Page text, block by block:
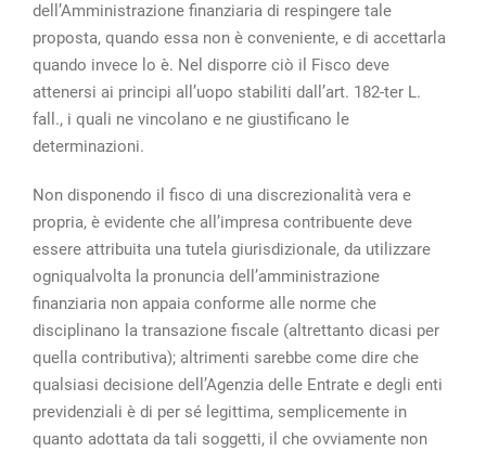
dell’Amministrazione finanziaria di respingere tale
proposta, quando essa non è conveniente, e di accettarla
quando invece lo è. Nel disporre ciò il Fisco deve
attenersi ai principi all’uopo stabiliti dall’art. 182-ter L.
fall., i quali ne vincolano e ne giustificano le
determinazioni.
Non disponendo il fisco di una discrezionalità vera e
propria, è evidente che all’impresa contribuente deve
essere attribuita una tutela giurisdizionale, da utilizzare
ogniqualvolta la pronuncia dell’amministrazione
finanziaria non appaia conforme alle norme che
disciplinano la transazione fiscale (altrettanto dicasi per
quella contributiva); altrimenti sarebbe come dire che
qualsiasi decisione dell’Agenzia delle Entrate e degli enti
previdenziali è di per sé legittima, semplicemente in
quanto adottata da tali soggetti, il che ovviamente non